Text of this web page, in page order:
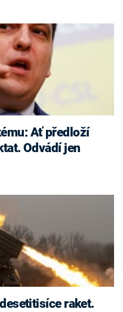
Ať předloží
Odvádí jen
raket.